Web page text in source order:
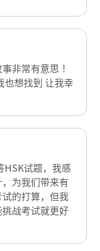
非常有意思！
也想找到 让我幸
试题，我感
为我们带来有
的打算，但我
战考试就更好